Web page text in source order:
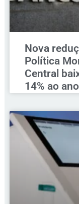
Nova
Política
Central
14% ao ano